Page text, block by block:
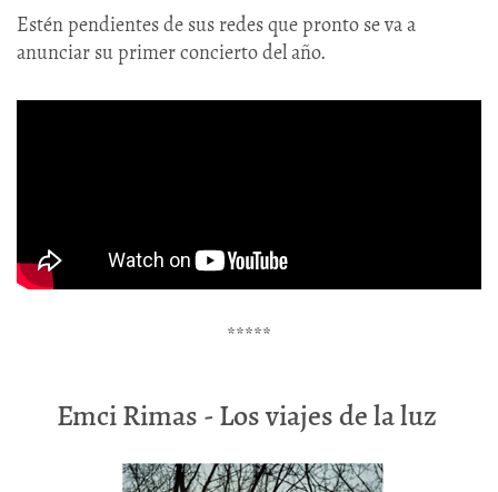
Estén pendientes de sus redes que pronto se va a
anunciar su primer concierto del año.
*****
Emci Rimas - Los viajes de la luz